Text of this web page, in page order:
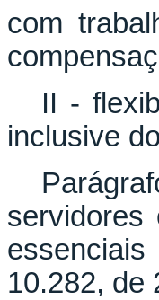
com
II -
inclusive
servidores
10.282, de